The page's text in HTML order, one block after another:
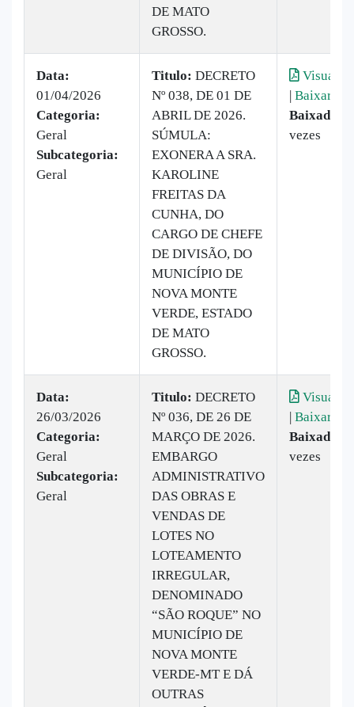
DE MATO
GROSSO.
Data:
01/04/2026
Categoria:
Geral
Subcategoria:
Geral
Titulo: DECRETO
Nº 038, DE 01 DE
ABRIL DE 2026.
SÚMULA:
EXONERA A SRA.
KAROLINE
FREITAS DA
CUNHA, DO
CARGO DE CHEFE
DE DIVISÃO, DO
MUNICÍPIO DE
NOVA MONTE
VERDE, ESTADO
DE MATO
GROSSO.
| Baixar
Baixado:
vezes
Data:
26/03/2026
Categoria:
Geral
Subcategoria:
Geral
Titulo: DECRETO
Nº 036, DE 26 DE
MARÇO DE 2026.
EMBARGO
ADMINISTRATIVO
DAS OBRAS E
VENDAS DE
LOTES NO
LOTEAMENTO
IRREGULAR,
DENOMINADO
“SÃO ROQUE” NO
MUNICÍPIO DE
NOVA MONTE
VERDE-MT E DÁ
OUTRAS
| Baixar
Baixado:
vezes